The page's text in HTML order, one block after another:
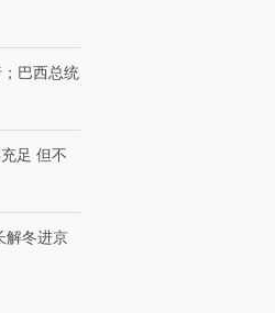
巴西总统
足 但不
解冬进京